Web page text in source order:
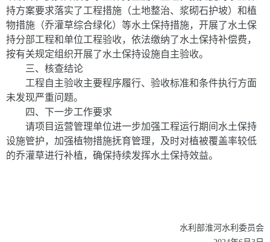
持方案要求落实了工程措施（土地整治、浆砌石护坡）和植
物措施（乔灌草综合绿化）等水土保持措施，开展了水土保
持分部工程和单位工程验收，依法缴纳了水土保持补偿费，
按有关规定组织开展了水土保持设施自主验收。
三、核查结论
工程自主验收主要程序履行、验收标准和条件执行方面
未发现严重问题。
四、下一步工作要求
请项目运营管理单位进一步加强工程运行期间水土保持
设施管护，加强植物措施抚育管理，及时对植被覆盖率较低
的乔灌草进行补植，确保持续发挥水土保持效益。
水利部淮河水利委员会